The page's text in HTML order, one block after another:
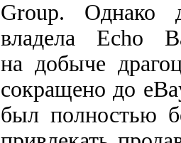
Group. Однако
владела Echo
на добыче
сокращено до
был полностью